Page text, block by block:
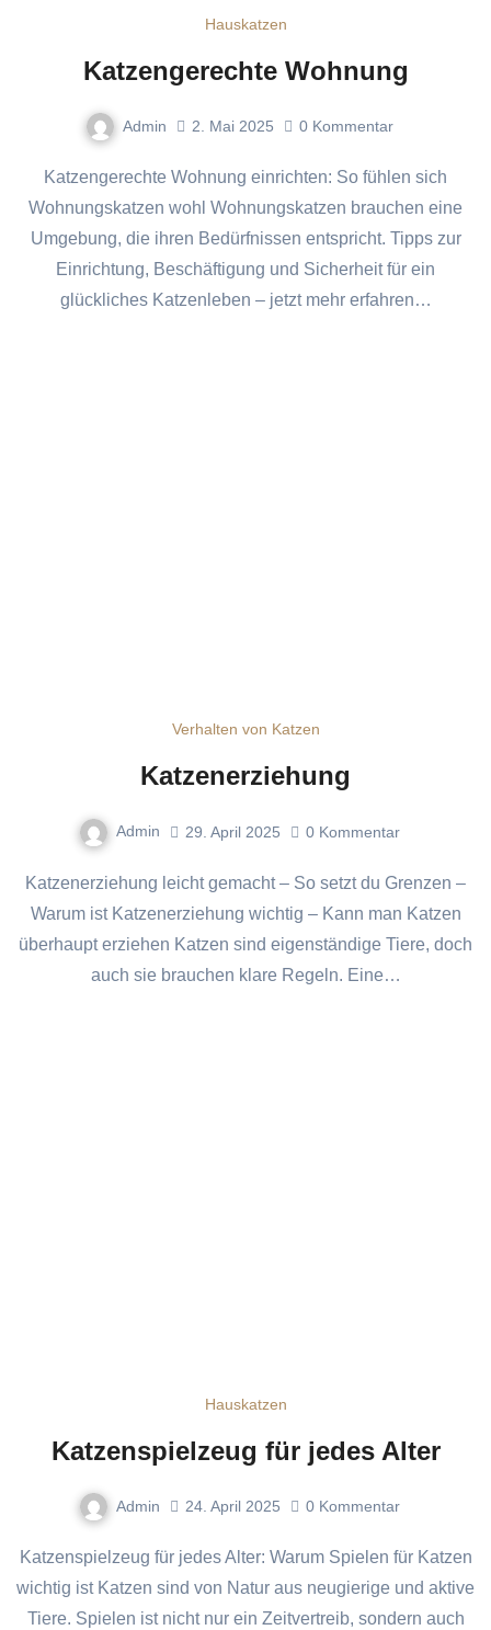
Hauskatzen
Katzengerechte Wohnung
Admin 2. Mai 2025 0 Kommentar
Katzengerechte Wohnung einrichten: So fühlen sich
Wohnungskatzen wohl Wohnungskatzen brauchen eine
Umgebung, die ihren Bedürfnissen entspricht. Tipps zur
Einrichtung, Beschäftigung und Sicherheit für ein
glückliches Katzenleben – jetzt mehr erfahren…
Verhalten von Katzen
Katzenerziehung
Admin 29. April 2025 0 Kommentar
Katzenerziehung leicht gemacht – So setzt du Grenzen –
Warum ist Katzenerziehung wichtig – Kann man Katzen
überhaupt erziehen Katzen sind eigenständige Tiere, doch
auch sie brauchen klare Regeln. Eine…
Hauskatzen
Katzenspielzeug für jedes Alter
Admin 24. April 2025 0 Kommentar
Katzenspielzeug für jedes Alter: Warum Spielen für Katzen
wichtig ist Katzen sind von Natur aus neugierige und aktive
Tiere. Spielen ist nicht nur ein Zeitvertreib, sondern auch